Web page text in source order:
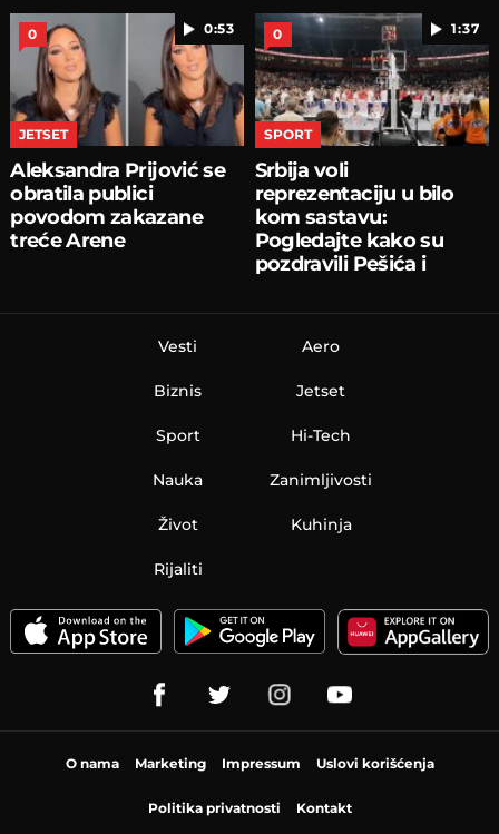
0:53
0
JETSET
Aleksandra Prijović se
obratila publici
povodom zakazane
treće Arene
1:37
0
SPORT
Srbija voli
reprezentaciju u bilo
kom sastavu:
Pogledajte kako su
pozdravili Pešića i
Vesti
Biznis
Sport
Nauka
Aero
Jetset
Hi-Tech
Zanimljivosti
Život Kuhinja
Rijaliti
O nama Marketing Impressum Uslovi korišćenja
Politika privatnosti Kontakt